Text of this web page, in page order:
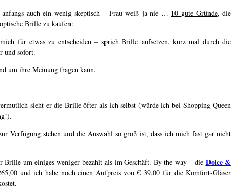
auch ein wenig skeptisch – Frau weiß ja nie … 10 gute Gründe, die
Brille zu kaufen:
für etwas zu entscheiden – sprich Brille aufsetzen, kurz mal durch die
und sofort.
um ihre Meinung fragen kann.
sieht er die Brille öfter als ich selbst (würde ich bei Shopping Queen
Verfügung stehen und die Auswahl so groß ist, dass ich mich fast gar nicht
Brille um einiges weniger bezahlt als im Geschäft. By the way – die Dolce &
und ich habe noch einen Aufpreis von € 39,00 für die Komfort-Gläser